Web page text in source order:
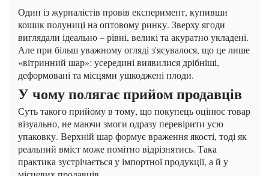
Один із журналістів провів експеримент, купивши
кошик полуниці на оптовому ринку. Зверху ягоди
виглядали ідеально – рівні, великі та акуратно укладені.
Але при більш уважному огляді з'ясувалося, що це лише
«вітринний шар»: усередині виявилися дрібніші,
деформовані та місцями ушкоджені плоди.
У чому полягає прийом продавців
Суть такого прийому в тому, що покупець оцінює товар
візуально, не маючи змоги одразу перевірити усю
упаковку. Верхній шар формує враження якості, тоді як
реальний вміст може помітно відрізнятись. Така
практика зустрічається у імпортної продукції, а й у